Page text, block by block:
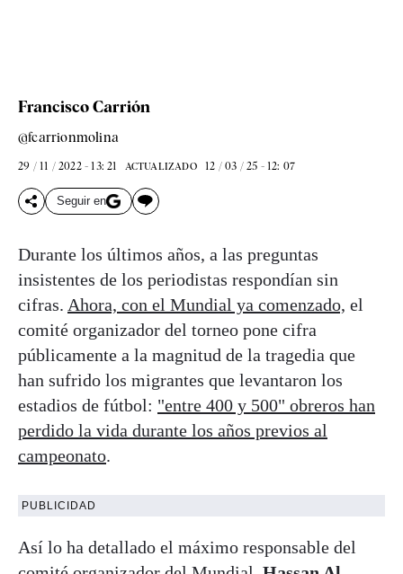
Francisco Carrión
@fcarrionmolina
29 / 11 / 2022 - 13: 21 ACTUALIZADO 12 / 03 / 25 - 12: 07
Seguir en
Durante los últimos años, a las preguntas
insistentes de los periodistas respondían sin
cifras. Ahora, con el Mundial ya comenzado, el
comité organizador del torneo pone cifra
públicamente a la magnitud de la tragedia que
han sufrido los migrantes que levantaron los
estadios de fútbol: "entre 400 y 500" obreros han
perdido la vida durante los años previos al
campeonato.
PUBLICIDAD
Así lo ha detallado el máximo responsable del